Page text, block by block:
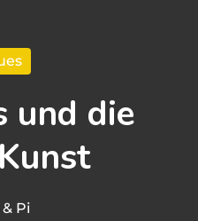
und die
Pi